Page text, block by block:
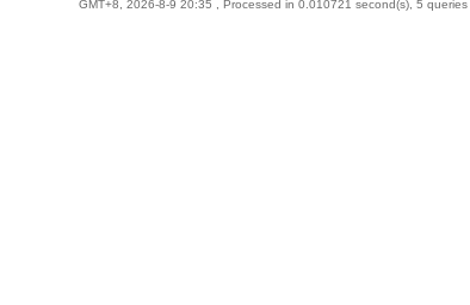
GMT+8, 2026-8-9 20:35 , Processed in 0.010721 second(s), 5 queries .